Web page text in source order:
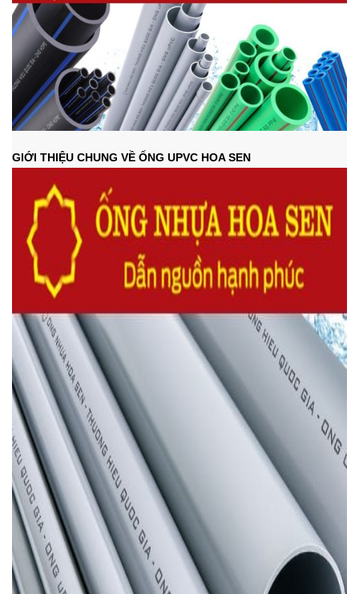
GIỚI THIỆU CHUNG VỀ ỐNG UPVC HOA SEN